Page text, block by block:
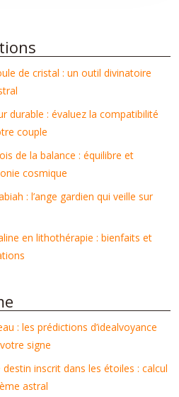
de cristal : un outil divinatoire
durable : évaluez la compatibilité
couple
de la balance : équilibre et
cosmique
: l’ange gardien qui veille sur
en lithothérapie : bienfaits et
: les prédictions d’idealvoyance
signe
destin inscrit dans les étoiles : calcul
astral